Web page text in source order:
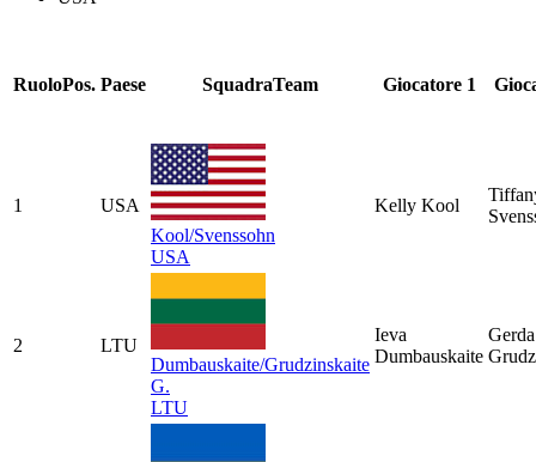
RuoloPos. Paese SquadraTeam Giocatore 1
1
USA
Kool/Svenssohn
USA
Kelly Kool
2
LTU
Dumbauskaite/Grudzinskaite
G.
LTU
Ieva
Dumbauskaite
Gerda